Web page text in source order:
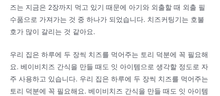
즈는 지금은 2장까지 먹고 있기 때문에 아기와 외출할 때 외출 필
수품으로 가져가는 것 중 하나가 되었습니다. 치즈커팅기는 호불
호가 많이 갈리는 것 같아요.
우리 집은 하루에 두 장씩 치즈를 먹어주는 토리 덕분에 꼭 필요해
요. 베이비치즈 간식을 만들 때도 잇 아이템으로 생각할 정도로 자
주 사용하고 있습니다. 우리 집은 하루에 두 장씩 치즈를 먹어주는
토리 덕분에 꼭 필요해요. 베이비치즈 간식을 만들 때도 잇 아이템